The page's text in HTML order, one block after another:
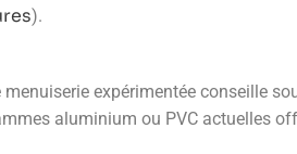
).
expérimentée conseille
aluminium ou PVC actuelles